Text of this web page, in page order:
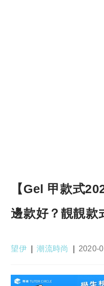
【Gel 甲款式
邊款好？靚靚款
Post
望伊
Post
潮流時尚
Post
2020-